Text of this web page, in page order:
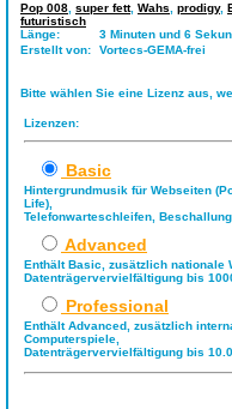
Pop 008 super fett, Wahs prodigy,
futuristisch
Länge:
3 Minuten und 6
Erstellt von:
Vortecs-GEMA-frei
Bitte wählen Sie eine Lizenz aus,
Lizenzen:
Basic
Hintergrundmusik für Webseiten
Life),
Telefonwarteschleifen,
Advanced
Enthält Basic, zusätzlich nationale
Datenträgervervielfältigung bis
Professional
Enthält Advanced, zusätzlich
Computerspiele,
Datenträgervervielfältigung bis